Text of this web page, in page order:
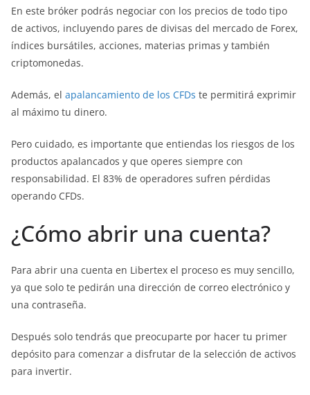
En este bróker podrás negociar con los precios de todo tipo
de activos, incluyendo pares de divisas del mercado de Forex,
índices bursátiles, acciones, materias primas y también
criptomonedas.
Además, el apalancamiento de los CFDs te permitirá exprimir
al máximo tu dinero.
Pero cuidado, es importante que entiendas los riesgos de los
productos apalancados y que operes siempre con
responsabilidad. El 83% de operadores sufren pérdidas
operando CFDs.
¿Cómo abrir una cuenta?
Para abrir una cuenta en Libertex el proceso es muy sencillo,
ya que solo te pedirán una dirección de correo electrónico y
una contraseña.
Después solo tendrás que preocuparte por hacer tu primer
depósito para comenzar a disfrutar de la selección de activos
para invertir.